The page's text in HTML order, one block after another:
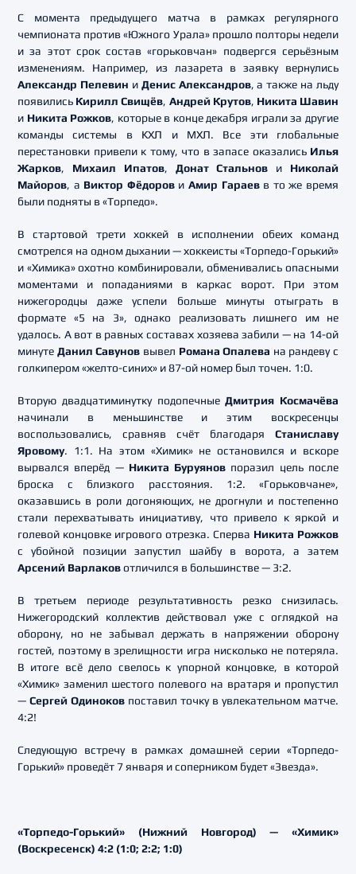
С момента предыдущего матча в рамках регулярного
чемпионата против «Южного Урала» прошло полторы недели
и за этот срок состав «горьковчан» подвергся серьёзным
изменениям. Например, из лазарета в заявку вернулись
Александр Пелевин и Денис Александров, а также на льду
появились Кирилл Свищёв, Андрей Крутов, Никита Шавин
и Никита Рожков, которые в конце декабря играли за другие
команды системы в КХЛ и МХЛ. Все эти глобальные
перестановки привели к тому, что в запасе оказались Илья
Жарков, Михаил Ипатов, Донат Стальнов и Николай
Майоров, а Виктор ФёдоровиАмир Гараевв то же время
были подняты в «Торпедо».
В стартовой трети хоккей в исполнении обеих команд
смотрелся на одном дыхании — хоккеисты «Торпедо-Горький»
и «Химика» охотно комбинировали, обменивались опасными
моментами и попаданиями в каркас ворот. При этом
нижегородцы даже успели больше минуты отыграть в
формате «5 на 3», однако реализовать лишнего им не
удалось. А вот в равных составах хозяева забили — на 14-ой
минуте Данил Савунов вывел Романа Опалева на рандеву с
голкипером «желто-синих» и 87-ой номер был точен. 1:0.
Вторую двадцатиминутку подопечныеДмитрия Космачёва
начинали в меньшинстве и этим воскресенцы
воспользовались, сравняв счёт благодаря Станиславу
Яровому. 1:1. На этом «Химик» не остановился и вскоре
вырвался вперёд — Никита Буруянов поразил цель после
броска с близкого расстояния. 1:2. «Горьковчане»,
оказавшись в роли догоняющих, не дрогнули и постепенно
стали перехватывать инициативу, что привело к яркой и
голевой концовке игрового отрезка. Сперва Никита Рожков
с убойной позиции запустил шайбу в ворота, а затем
Арсений Варлаковотличился в большинстве — 3:2.
В третьем периоде результативность резко снизилась.
Нижегородский коллектив действовал уже с оглядкой на
оборону, но не забывал держать в напряжении оборону
гостей, поэтому в зрелищности игра нисколько не потеряла.
В итоге всё дело свелось к упорной концовке, в которой
«Химик» заменил шестого полевого на вратаря и пропустил
— Сергей Одиноков поставил точку в увлекательном матче.
4:2!
Следующую встречу в рамках домашней серии «Торпедо-
Горький» проведёт 7 января и соперником будет «Звезда».
«Торпедо-Горький» (Нижний Новгород) — «Химик»
(Воскресенск) 4:2 (1:0; 2:2; 1:0)